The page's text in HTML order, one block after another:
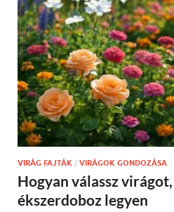
VIRÁG FAJTÁK / VIRÁGOK GONDOZÁSA
Hogyan válassz
ékszerdoboz legyen